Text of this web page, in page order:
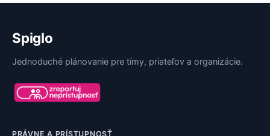
Spiglo
Jednoduché plánovanie pre tímy, priateľov a organizácie.
PRÁVNE A PRÍSTUPNOSŤ